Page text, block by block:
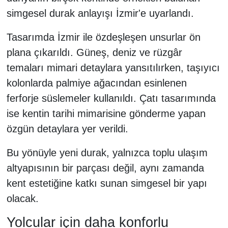
simgesel durak anlayışı İzmir'e uyarlandı.
Tasarımda İzmir ile özdeşleşen unsurlar ön
plana çıkarıldı. Güneş, deniz ve rüzgâr
temaları mimari detaylara yansıtılırken, taşıyıcı
kolonlarda palmiye ağacından esinlenen
ferforje süslemeler kullanıldı. Çatı tasarımında
ise kentin tarihi mimarisine gönderme yapan
özgün detaylara yer verildi.
Bu yönüyle yeni durak, yalnızca toplu ulaşım
altyapısının bir parçası değil, aynı zamanda
kent estetiğine katkı sunan simgesel bir yapı
olacak.
Yolcular için daha konforlu